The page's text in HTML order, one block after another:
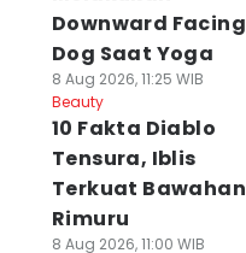
Downward Facing
Dog Saat Yoga
8 Aug 2026, 11:25 WIB
Beauty
10 Fakta Diablo
Tensura, Iblis
Terkuat Bawahan
Rimuru
8 Aug 2026, 11:00 WIB